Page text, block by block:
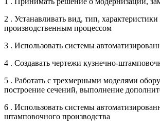
2 . Устанавливать вид, тип,
производственным процессом
3 . Использовать системы
4 . Создавать чертежи кузнечно-
5 . Работать с трехмерными моделями
построение сечений, выполнение
6 . Использовать системы
штамповочного производства